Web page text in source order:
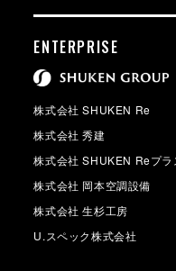
ENTERPRISE
株式会社 SHUKEN Re
株式会社 秀建
株式会社 SHUKEN Reプラ
株式会社 岡本空調設備
株式会社 生杉工房
U.スペック株式会社